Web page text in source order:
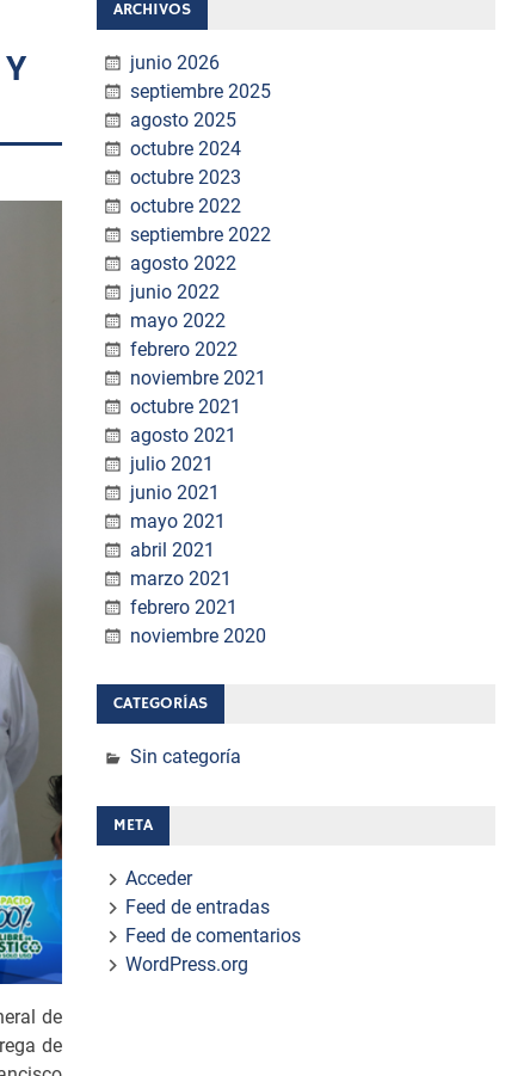
de
de
ARCHIVOS
junio 2026
septiembre 2025
agosto 2025
octubre 2024
octubre 2023
octubre 2022
septiembre 2022
agosto 2022
junio 2022
mayo 2022
febrero 2022
noviembre 2021
octubre 2021
agosto 2021
julio 2021
junio 2021
mayo 2021
abril 2021
marzo 2021
febrero 2021
noviembre 2020
CATEGORÍAS
Sin categoría
META
Acceder
Feed de entradas
Feed de comentarios
WordPress.org